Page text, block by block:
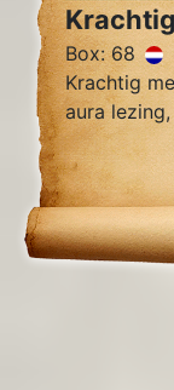
Box: 68
Krachtig
aura